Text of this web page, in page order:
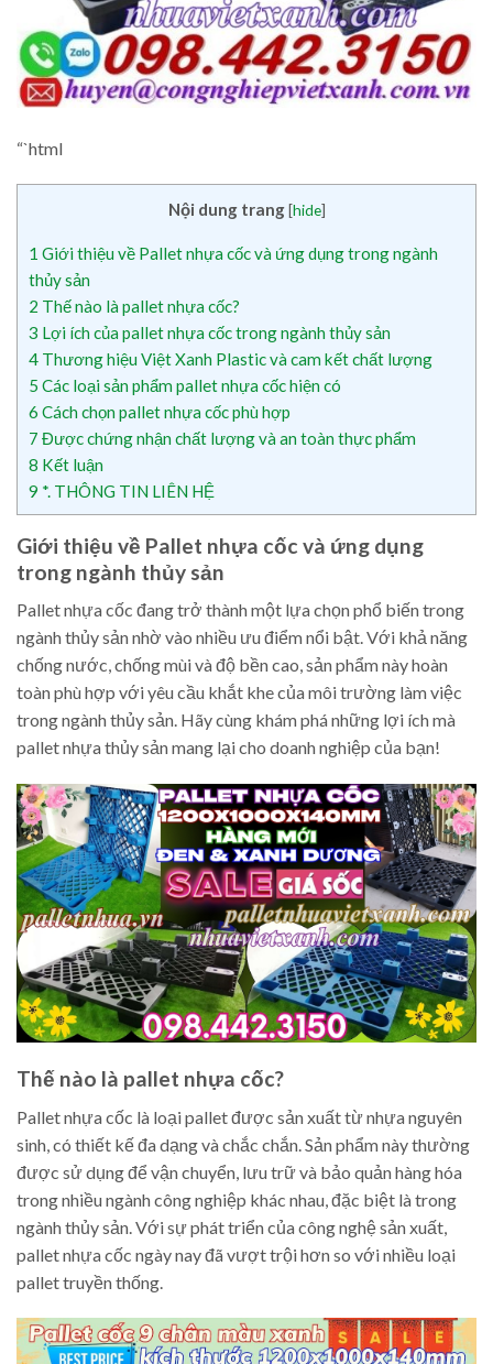
“`html
Nội dung trang [hide]
1 Giới thiệu về Pallet nhựa cốc và ứng dụng trong ngành
thủy sản
2 Thế nào là pallet nhựa cốc?
3 Lợi ích của pallet nhựa cốc trong ngành thủy sản
4 Thương hiệu Việt Xanh Plastic và cam kết chất lượng
5 Các loại sản phẩm pallet nhựa cốc hiện có
6 Cách chọn pallet nhựa cốc phù hợp
7 Được chứng nhận chất lượng và an toàn thực phẩm
8 Kết luận
9 *. THÔNG TIN LIÊN HỆ
Giới thiệu về Pallet nhựa cốc và ứng dụng
trong ngành thủy sản
Pallet nhựa cốc đang trở thành một lựa chọn phổ biến trong
ngành thủy sản nhờ vào nhiều ưu điểm nổi bật. Với khả năng
chống nước, chống mùi và độ bền cao, sản phẩm này hoàn
toàn phù hợp với yêu cầu khắt khe của môi trường làm việc
trong ngành thủy sản. Hãy cùng khám phá những lợi ích mà
pallet nhựa thủy sản mang lại cho doanh nghiệp của bạn!
Thế nào là pallet nhựa cốc?
Pallet nhựa cốc là loại pallet được sản xuất từ nhựa nguyên
sinh, có thiết kế đa dạng và chắc chắn. Sản phẩm này thường
được sử dụng để vận chuyển, lưu trữ và bảo quản hàng hóa
trong nhiều ngành công nghiệp khác nhau, đặc biệt là trong
ngành thủy sản. Với sự phát triển của công nghệ sản xuất,
pallet nhựa cốc ngày nay đã vượt trội hơn so với nhiều loại
pallet truyền thống.